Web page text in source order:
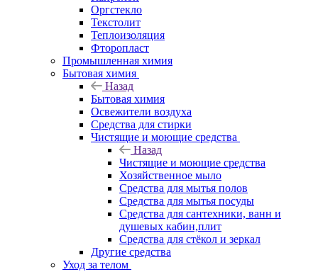
Оргстекло
Текстолит
Теплоизоляция
Фторопласт
Промышленная химия
Бытовая химия
Назад
Бытовая химия
Освежители воздуха
Средства для стирки
Чистящие и моющие средства
Назад
Чистящие и моющие средства
Хозяйственное мыло
Средства для мытья полов
Средства для мытья посуды
Средства для сантехники, ванн и
душевых кабин,плит
Средства для стёкол и зеркал
Другие средства
Уход за телом